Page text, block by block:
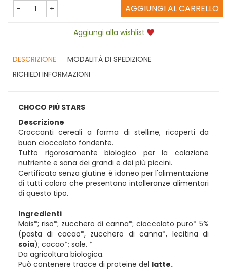
- + AGGIUNGI AL CARRELLO
Aggiungi alla wishlist
DESCRIZIONE
MODALITÀ DI SPEDIZIONE
RICHIEDI INFORMAZIONI
CHOCO PIÙ STARS
Descrizione
Croccanti cereali a forma di stelline, ricoperti da
buon cioccolato fondente.
Tutto rigorosamente biologico per la colazione
nutriente e sana dei grandi e dei più piccini.
Certificato senza glutine è idoneo per l'alimentazione
di tutti coloro che presentano intolleranze alimentari
di questo tipo.
Ingredienti
Mais*; riso*; zucchero di canna*; cioccolato puro* 5%
(pasta di cacao*, zucchero di canna*, lecitina di
soia); cacao*; sale. *
Da agricoltura biologica.
Può contenere tracce di proteine del latte.